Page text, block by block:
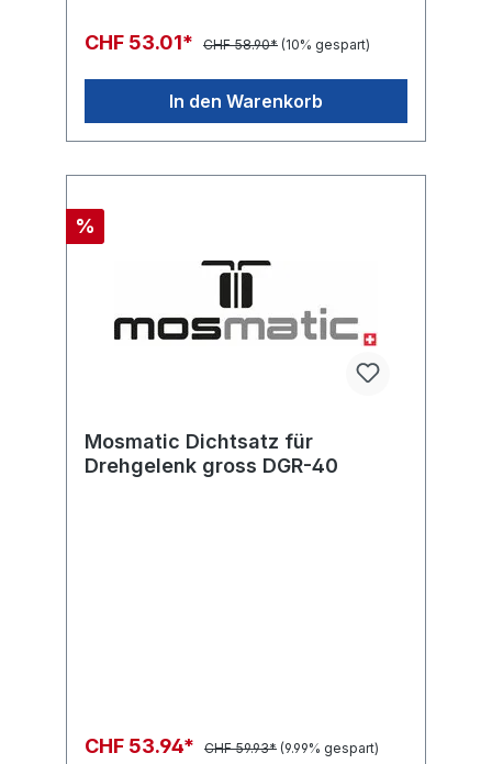
CHF 53.01* CHF 58.90* (10% gespart)
In den Warenkorb
%
Mosmatic Dichtsatz für
Drehgelenk gross DGR-40
CHF 53.94* CHF 59.93* (9.99% gespart)